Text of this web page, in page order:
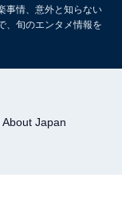
事情、意外と知らない
、旬のエンタメ情報を
About Japan